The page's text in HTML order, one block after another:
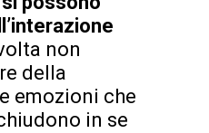
non
della
emozioni che
in se